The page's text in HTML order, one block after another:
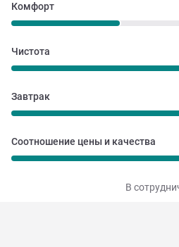
Комфорт
Чистота
Завтрак
Соотношение цены и качества
В